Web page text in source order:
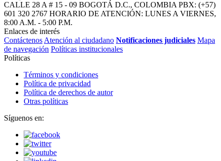
CALLE 28 A # 15 - 09 BOGOTÁ D.C., COLOMBIA PBX: (+57)
601 320 2767 HORARIO DE ATENCIÓN: LUNES A VIERNES,
8:00 A.M. - 5:00 P.M.
Enlaces de interés
ContáctenosAtención al ciudadano Notificaciones judiciales Mapa
de navegación Políticas institucionales
Políticas
Términos y condiciones
Política de privacidad
Política de derechos de autor
Otras políticas
Síguenos en: